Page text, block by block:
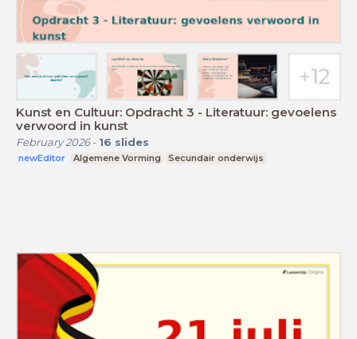
Kunst en Cultuur: Opdracht 3 - Literatuur: gevoelens
verwoord in kunst
February 2026- 16 slides
newEditor Algemene Vorming Secundair onderwijs